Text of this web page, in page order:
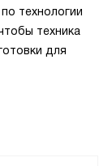
технологии
техника
для